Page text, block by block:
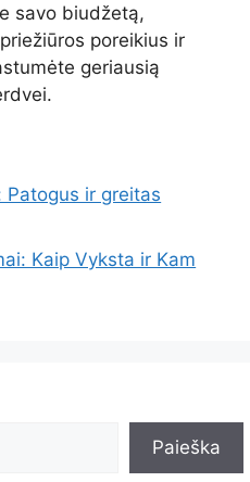
savo biudžetą,
poreikius ir
geriausią
ir greitas
Kaip Vyksta ir Kam
Paieška